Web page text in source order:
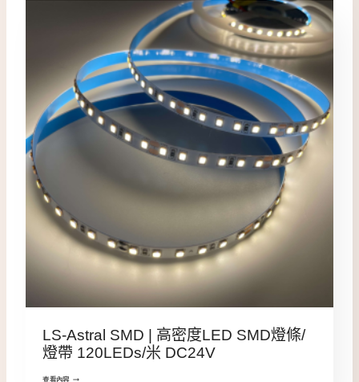
LS-Astral SMD | 高密度LED SMD燈條/
燈帶 120LEDs/米 DC24V
查看內容